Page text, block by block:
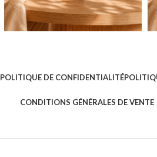
POLITIQUE DE CONFIDENTIALITÉ
CONDITIONS GÉNÉRALES DE VENTE